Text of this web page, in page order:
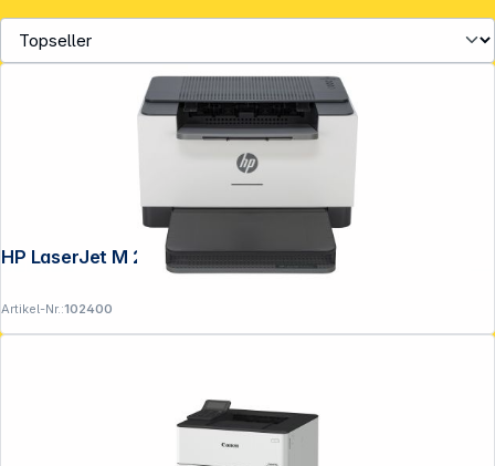
HP LaserJet M 209 dw
Artikel-Nr.:102400
Service